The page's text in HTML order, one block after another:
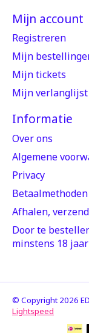
Mijn account
Registreren
Mijn
Mijn tickets
Mijn verlanglijst
Informatie
Over ons
Algemene
Privacy
Betaalmethoden
Afhalen,
Door te
minstens 18
© Copyright 2026
Lightspeed